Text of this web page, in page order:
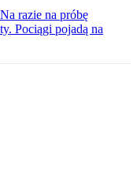
razie na próbę
Pociągi pojadą na